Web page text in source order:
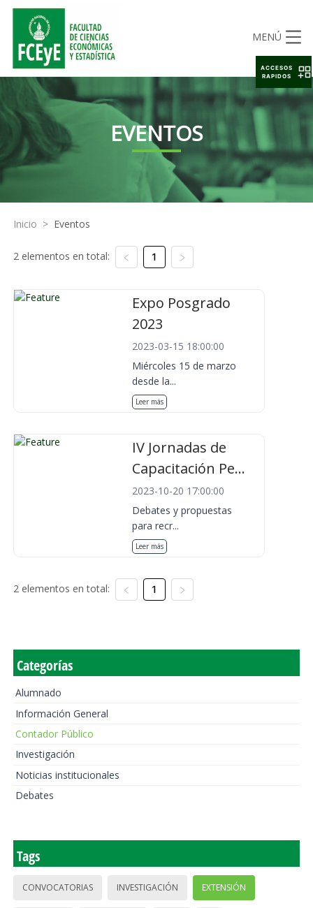
MENÚ
EVENTOS
Inicio > Eventos
2 elementos en total: 1
Expo Posgrado
2023
2023-03-15 18:00:00
Miércoles 15 de marzo
desde la...
Leer más
IV Jornadas de
Capacitación Pe...
2023-10-20 17:00:00
Debates y propuestas
para recr...
Leer más
2 elementos en total: 1
Categorías
Alumnado
Información General
Contador Público
Investigación
Noticias institucionales
Debates
Tags
CONVOCATORIAS INVESTIGACIÓN EXTENSIÓN
ACCESOS
RAPIDOS